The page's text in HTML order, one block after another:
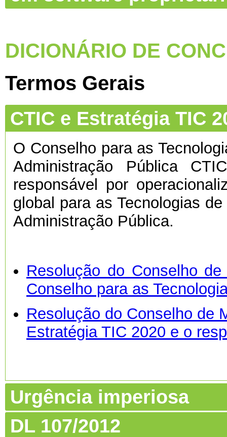
DICIONÁRIO DE
Termos Gerais
CTIC e Estratégia TIC
O Conselho para as
Administração Pública
responsável por
global para as Tecnologias
Administração Pública.
Resolução do Conselho
Conselho para as
Resolução do Conselho de
Estratégia TIC 2020 e o
Urgência imperiosa
DL 107/2012